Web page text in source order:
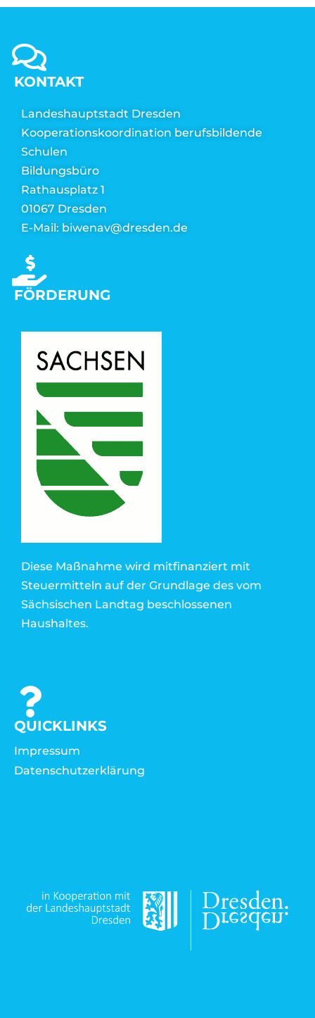
KONTAKT
Landeshauptstadt Dresden
Kooperationskoordination berufsbildende
Schulen
Bildungsbüro
Rathausplatz 1
01067 Dresden
E-Mail: biwenav@dresden.de
FÖRDERUNG
Diese Maßnahme wird mitfinanziert mit
Steuermitteln auf der Grundlage des vom
Sächsischen Landtag beschlossenen
Haushaltes.
QUICKLINKS
Impressum
Datenschutzerklärung